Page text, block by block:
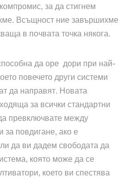
за да стигнем
Всъщност ние завършихме
в почвата точка някога.
да оре дори при най-
повечето други системи
да направят. Новата
за всички стандартни
превключвате между
за повдигане, ако е
да ви дадем свободата да
която може да се
което ви спестява